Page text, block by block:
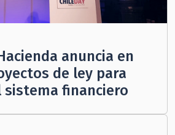
anuncia en
de ley para
financiero